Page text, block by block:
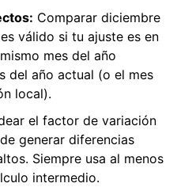
Comparar diciembre
válido si tu ajuste es en
mes del año
del año actual (o el mes
local).
el factor de variación
generar diferencias
Siempre usa al menos
intermedio.